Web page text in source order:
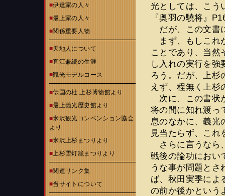
■伊達家の人々
■最上家の人々
■関係重要人物
■天地人について
■直江兼続の生涯
■観光モデルコース
■伝国の杜 上杉博物館より
■最上義光歴史館より
■米沢観光コンベンション協会
より
■米沢上杉まつりより
■上杉雪灯籠まつりより
■関連リンク集
■当サイトについて
光としては、こう
『奥羽の驍将』
だが、この文書
まず、もしこれ
ことであり、当然
し入れの実行を強
ろう。だが、上杉
えず、程無く上杉
次に、この書状
将の間に知れ渡っ
息のなかに、義光
見当たらず、これ
さらに言うなら
戦後の論功におい
うな事が問題とさ
ば、秋田実季によ
の前か後かという